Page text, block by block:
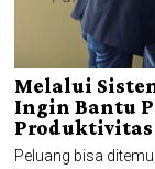
Melalui
Ingin Bantu
Peluang bisa